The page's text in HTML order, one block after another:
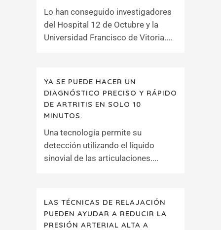
Lo han conseguido investigadores
del Hospital 12 de Octubre y la
Universidad Francisco de Vitoria....
YA SE PUEDE HACER UN
DIAGNÓSTICO PRECISO Y RÁPIDO
DE ARTRITIS EN SOLO 10
MINUTOS.
Una tecnología permite su
detección utilizando el líquido
sinovial de las articulaciones....
LAS TÉCNICAS DE RELAJACIÓN
PUEDEN AYUDAR A REDUCIR LA
PRESIÓN ARTERIAL ALTA A